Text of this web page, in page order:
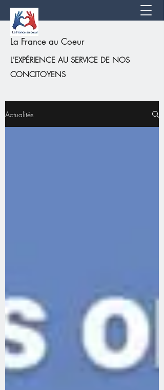
La France au Coeur
L'EXPÉRIENCE AU SERVICE DE NOS
CONCITOYENS
Actualités